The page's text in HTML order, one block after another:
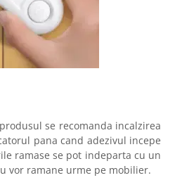
se recomanda incalzirea
pana cand adezivul incepe
ramase se pot indeparta cu un
vor ramane urme pe mobilier.